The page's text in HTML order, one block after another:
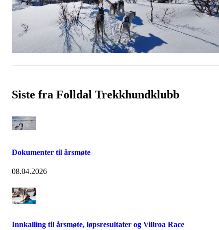
Siste fra Folldal Trekkhundklubb
Dokumenter til årsmøte
08.04.2026
Innkalling til årsmøte, løpsresultater og Villroa Race